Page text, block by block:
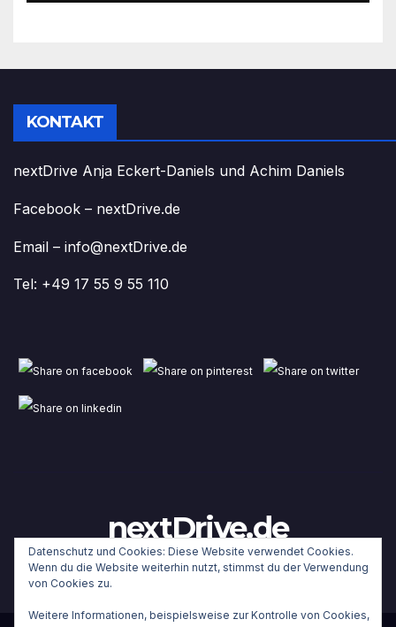
KONTAKT
nextDrive Anja Eckert-Daniels und Achim Daniels
Facebook – nextDrive.de
Email – info@nextDrive.de
Tel: +49 17 55 9 55 110
nextDrive.de
Datenschutz und Cookies: Diese Website verwendet Cookies.
Wenn du die Website weiterhin nutzt, stimmst du der Verwendung
von Cookies zu.
Weitere Informationen, beispielsweise zur Kontrolle von Cookies,